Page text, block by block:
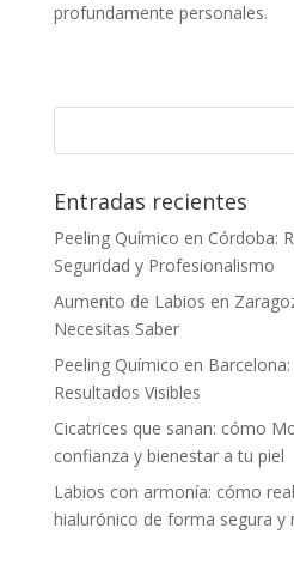
profundamente personales.
Entradas recientes
Peeling Químico en Córdoba:
Seguridad y Profesionalismo
Aumento de Labios en
Necesitas Saber
Peeling Químico en
Resultados Visibles
Cicatrices que sanan: cómo
confianza y bienestar a tu piel
Labios con armonía: cómo
hialurónico de forma segura y